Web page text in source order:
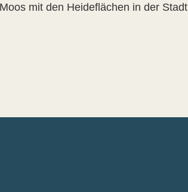
mit den Heideflächen in der Stadt